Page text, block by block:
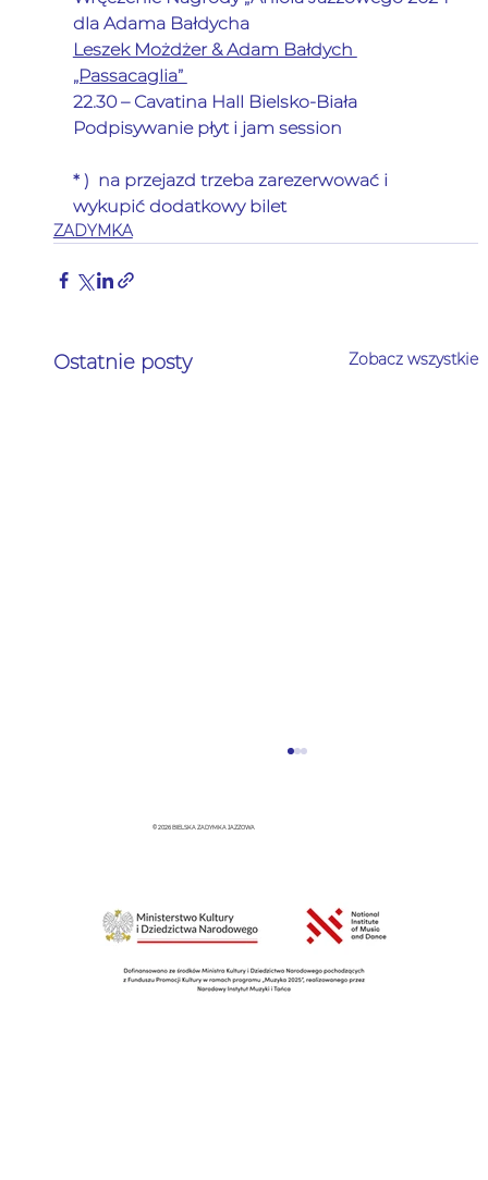
dla Adama Bałdycha
Leszek Możdżer & Adam Bałdych
„Passacaglia”
22.30 – Cavatina Hall Bielsko-Biała
Podpisywanie płyt i jam session
* )  na przejazd trzeba zarezerwować i
wykupić dodatkowy bilet
ZADYMKA
Ostatnie posty Zobacz wszystkie
© 2026 BIELSKA ZADYMKA JAZZOWA